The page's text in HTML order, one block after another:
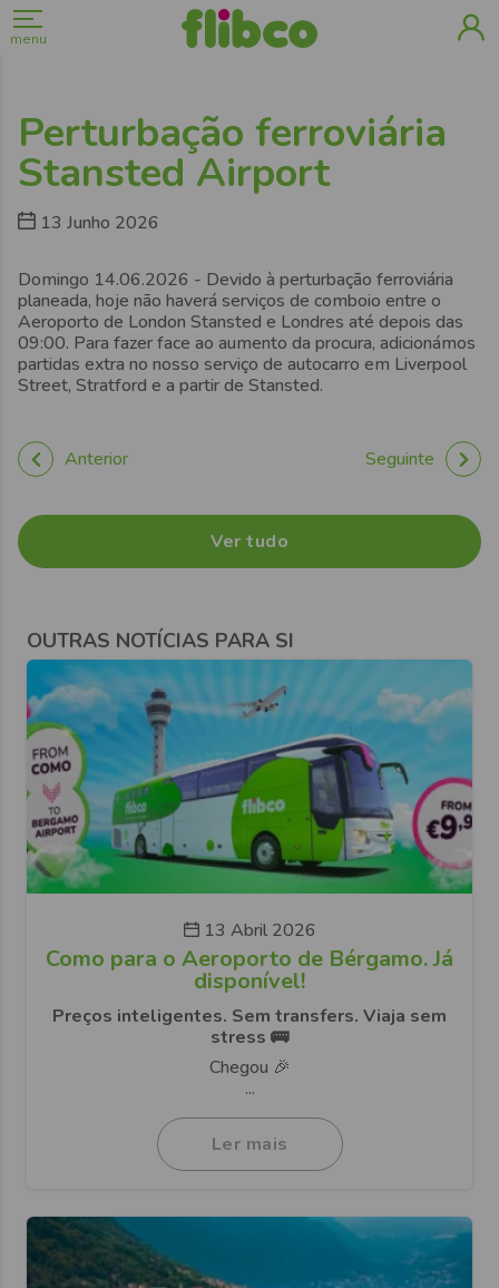
menu
Perturbação ferroviária
Stansted Airport
13 Junho 2026
Domingo 14.06.2026 - Devido à perturbação ferroviária
planeada, hoje não haverá serviços de comboio entre o
Aeroporto de London Stansted e Londres até depois das
09:00. Para fazer face ao aumento da procura, adicionámos
partidas extra no nosso serviço de autocarro em Liverpool
Street, Stratford e a partir de Stansted.
Anterior Seguinte
Ver tudo
OUTRAS NOTÍCIAS PARA SI
13 Abril 2026
Como para o Aeroporto de Bérgamo. Já
disponível!
Preços inteligentes. Sem transfers. Viaja sem
stress 🚌
Chegou 🎉
...
Ler mais